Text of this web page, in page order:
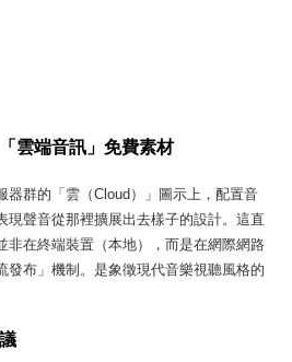
雲端音訊」免費素材
器群的「雲（Cloud）」圖示上，配置音
現聲音從那裡擴展出去樣子的設計。這直
非在終端裝置（本地），而是在網際網路
發布」機制。是象徵現代音樂視聽風格的